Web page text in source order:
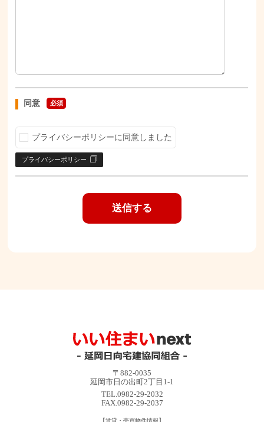
同意 必須
プライバシーポリシーに同意しました
プライバシーポリシー
〒882-0035
延岡市日の出町2丁目1-1
TEL.0982-29-2032
FAX.0982-29-2037
【賃貸・売買物件情報】